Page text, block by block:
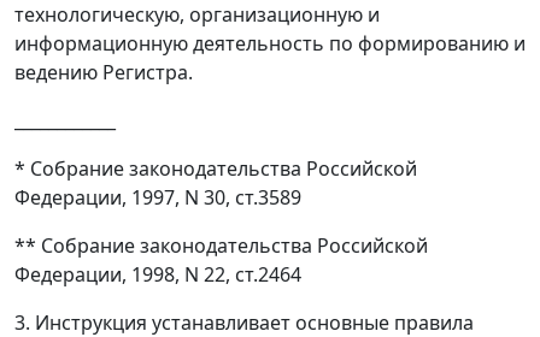
технологическую, организационную и
информационную деятельность по формированию и
ведению Регистра.
* Собрание законодательства Российской
Федерации, 1997, N 30, ст.3589
** Собрание законодательства Российской
Федерации, 1998, N 22, ст.2464
3. Инструкция устанавливает основные правила